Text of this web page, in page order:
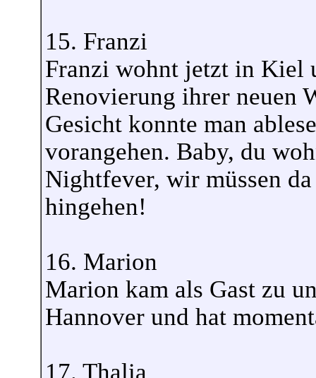
15. Franzi
Franzi wohnt jetzt in Kiel
Renovierung ihrer neuen
Gesicht konnte man
vorangehen. Baby, du
Nightfever, wir müssen
hingehen!
16. Marion
Marion kam als Gast zu
Hannover und hat
17. Thalia